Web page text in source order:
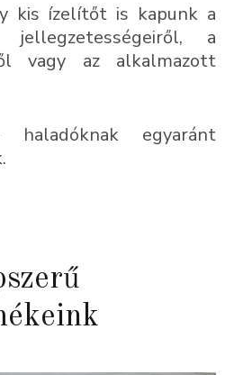
kis ízelítőt is kapunk a
a
vagy az alkalmazott
haladóknak egyaránt